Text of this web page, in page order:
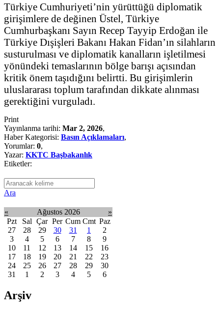
Türkiye Cumhuriyeti’nin yürüttüğü diplomatik
girişimlere de değinen Üstel, Türkiye
Cumhurbaşkanı Sayın Recep Tayyip Erdoğan ile
Türkiye Dışişleri Bakanı Hakan Fidan’ın silahların
susturulması ve diplomatik kanalların işletilmesi
yönündeki temaslarının bölge barışı açısından
kritik önem taşıdığını belirtti. Bu girişimlerin
uluslararası toplum tarafından dikkate alınması
gerektiğini vurguladı.
Print
Yayınlanma tarihi: Mar 2, 2026,
Haber Kategorisi: Basın Açıklamaları,
Yorumlar: 0,
Yazar: KKTC Başbakanlık
Etiketler:
Ara
« Ağustos 2026
»
Pzt
Sal Çar Per Cum Cmt Paz
27
28 29 30 31 1
2
3
4 5 6 7 8
9
10
11 12 13 14 15
16
17
18 19 20 21 22
23
24
25 26 27 28 29
30
31
1 2 3 4 5 6
Arşiv